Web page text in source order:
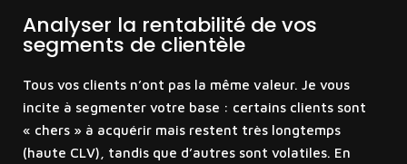
Analyser la rentabilité de vos
segments de clientèle
Tous vos clients n’ont pas la même valeur. Je vous
incite à segmenter votre base : certains clients sont
« chers » à acquérir mais restent très longtemps
(haute CLV), tandis que d’autres sont volatiles. En